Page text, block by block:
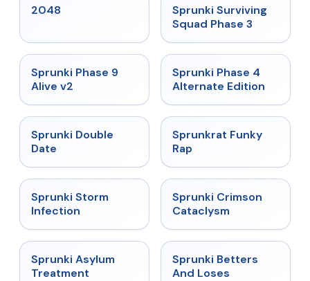
2048 ★ 4.7
Sprunki Surviving
Squad Phase 3
★
Sprunki Phase 9
Alive v2
★
Sprunki Phase 4
Alternate Edition
★
Sprunki Double
Date
★ 4.7
Sprunkrat Funky
Rap
★
Sprunki Storm
Infection
★ 4.7
Sprunki Crimson
Cataclysm
★
Sprunki Asylum
Treatment
★
Sprunki Betters
And Loses